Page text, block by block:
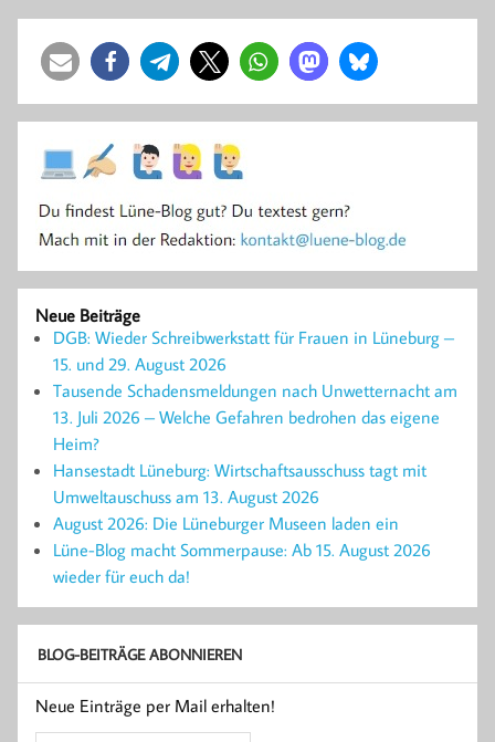
Neue Beiträge
DGB: Wieder Schreibwerkstatt für Frauen in Lüneburg –
15. und 29. August 2026
Tausende Schadensmeldungen nach Unwetternacht am
13. Juli 2026 – Welche Gefahren bedrohen das eigene
Heim?
Hansestadt Lüneburg: Wirtschaftsausschuss tagt mit
Umweltauschuss am 13. August 2026
August 2026: Die Lüneburger Museen laden ein
Lüne-Blog macht Sommerpause: Ab 15. August 2026
wieder für euch da!
BLOG-BEITRÄGE ABONNIEREN
Neue Einträge per Mail erhalten!